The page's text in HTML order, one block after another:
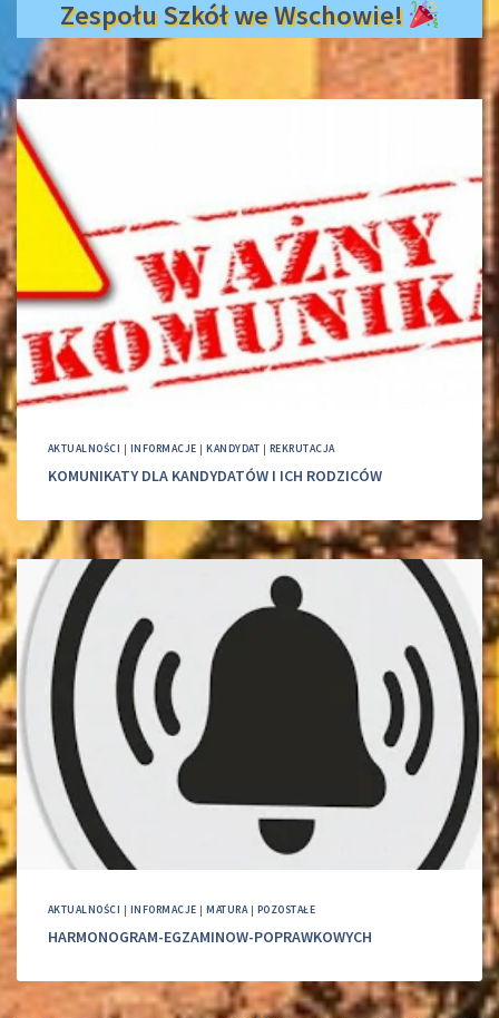
Zespołu Szkół we Wschowie!
AKTUALNOŚCI | INFORMACJE |KANDYDAT | REKRUTACJA
KOMUNIKATY DLA KANDYDATÓW I ICH RODZICÓW
AKTUALNOŚCI | INFORMACJE |MATURA| POZOSTAŁE
HARMONOGRAM-EGZAMINOW-POPRAWKOWYCH